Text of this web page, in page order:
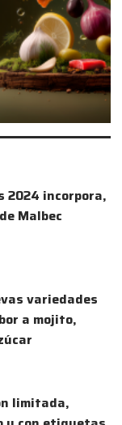
2024 incorpora,
Malbec
variedades
a mojito,
limitada,